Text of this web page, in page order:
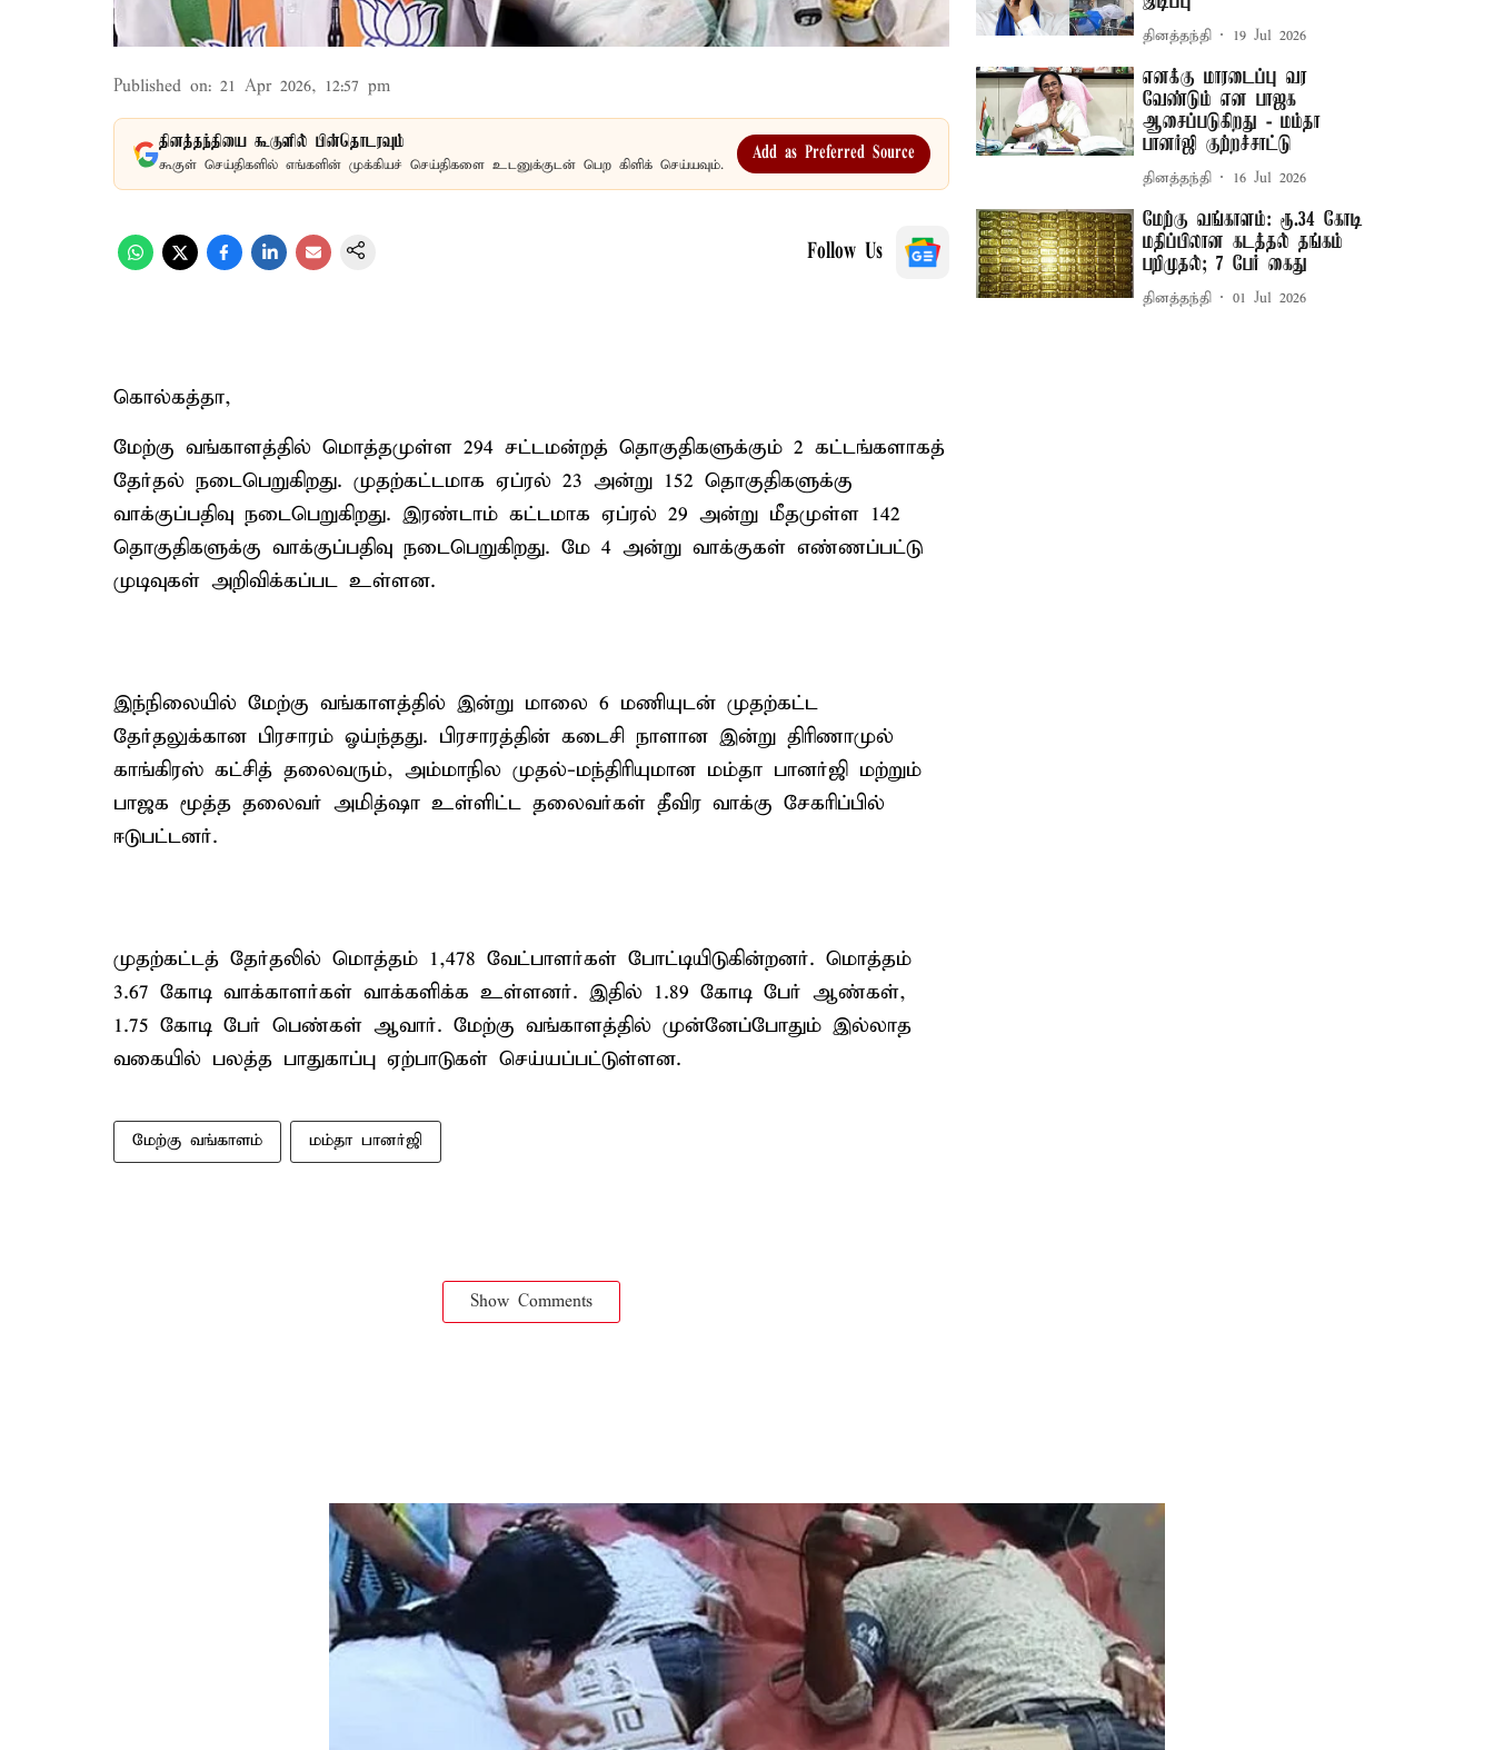
Published on: 21 Apr 2026, 12:57 pm
தினத்தந்தியை கூகுளில் பின்தொடரவும்
கூகுள் செய்திகளில் எங்களின் முக்கியச் செய்திகளை உடனுக்குடன் பெற கிளிக் செய்யவும்.
Add as Preferred Source
Follow Us
கொல்கத்தா,
மேற்கு வங்காளத்தில் மொத்தமுள்ள 294 சட்டமன்றத் தொகுதிகளுக்கும் 2 கட்டங்களாகத்
தேர்தல் நடைபெறுகிறது. முதற்கட்டமாக ஏப்ரல் 23 அன்று 152 தொகுதிகளுக்கு
வாக்குப்பதிவு நடைபெறுகிறது. இரண்டாம் கட்டமாக ஏப்ரல் 29 அன்று மீதமுள்ள 142
தொகுதிகளுக்கு வாக்குப்பதிவு நடைபெறுகிறது. மே 4 அன்று வாக்குகள் எண்ணப்பட்டு
முடிவுகள் அறிவிக்கப்பட உள்ளன.
இந்நிலையில் மேற்கு வங்காளத்தில் இன்று மாலை 6 மணியுடன் முதற்கட்ட
தேர்தலுக்கான பிரசாரம் ஓய்ந்தது. பிரசாரத்தின் கடைசி நாளான இன்று திரிணாமுல்
காங்கிரஸ் கட்சித் தலைவரும், அம்மாநில முதல்-மந்திரியுமான மம்தா பானர்ஜி மற்றும்
பாஜக மூத்த தலைவர் அமித்ஷா உள்ளிட்ட தலைவர்கள் தீவிர வாக்கு சேகரிப்பில்
ஈடுபட்டனர்.
முதற்கட்டத் தேர்தலில் மொத்தம் 1,478 வேட்பாளர்கள் போட்டியிடுகின்றனர். மொத்தம்
3.67 கோடி வாக்காளர்கள் வாக்களிக்க உள்ளனர். இதில் 1.89 கோடி பேர் ஆண்கள்,
1.75 கோடி பேர் பெண்கள் ஆவார். மேற்கு வங்காளத்தில் முன்னேப்போதும் இல்லாத
வகையில் பலத்த பாதுகாப்பு ஏற்பாடுகள் செய்யப்பட்டுள்ளன.
மேற்கு வங்காளம் மம்தா பானர்ஜி
Show Comments
தினத்தந்தி 19 Jul 2026
எனக்கு மாரடைப்பு வர
வேண்டும் என பாஜக
ஆசைப்படுகிறது - மம்தா
பானர்ஜி குற்றச்சாட்டு
தினத்தந்தி 16 Jul 2026
மேற்கு வங்காளம்: ரூ.34 கோடி
மதிப்பிலான கடத்தல் தங்கம்
பறிமுதல்; 7 பேர் கைது
தினத்தந்தி 01 Jul 2026